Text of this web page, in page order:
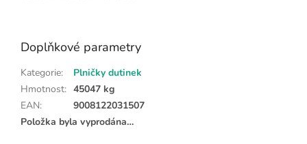
Doplňkové parametry
Kategorie:
Plničky dutinek
Hmotnost: 45047 kg
EAN:
9008122031507
Položka byla vyprodána…